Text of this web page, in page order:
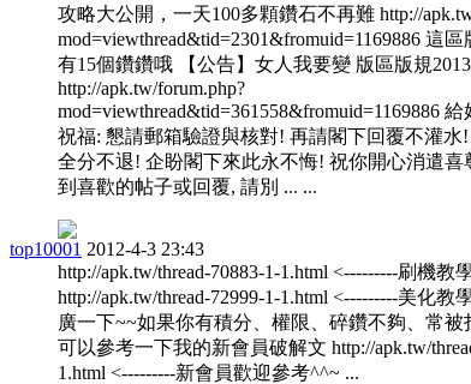
攻略大公開，一天100多顆鑽石不再難 http://
mod=viewthread&tid=2301&fromuid=1169886 這
有15個鑽鑽哦 【公告】女人我要變 版區版規
http://apk.tw/forum.php?
mod=viewthread&tid=361558&fromuid=1169886
祝福: 懇請郵箱驗證與核對! 再請閣下回覆不灌水
全分不退! 企盼閣下來此永不悔! 祝你開心消遣喜
到喜歡的帖子或回覆, 請別 ... ...
top10001 2012-4-3 23:43
http://apk.tw/thread-70883-1-1.html <---------刷機教
http://apk.tw/thread-72999-1-1.html <---------美化教
廣一下~~如果你有積分、權限、碎鑽不夠、常被
可以參考一下我的新會員破解文 http://apk.tw/
1.html <---------新會員歡迎參考^^~ ...